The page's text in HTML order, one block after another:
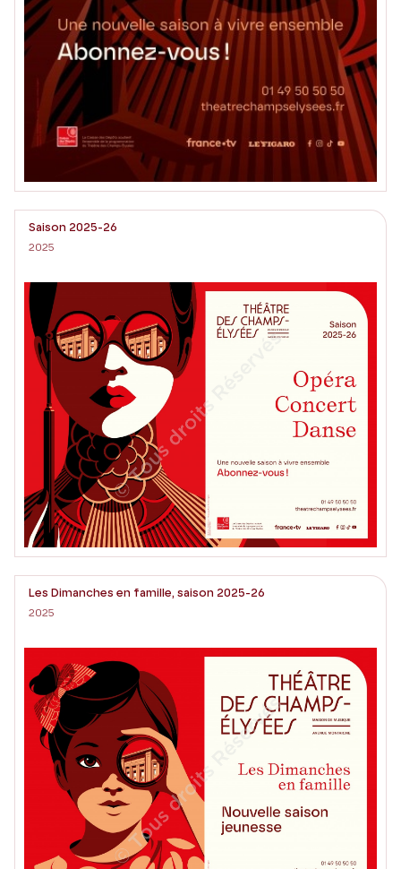
Saison 2025-26
2025
Les Dimanches en famille, saison 2025-26
2025